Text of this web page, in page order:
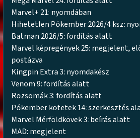
Marvel+ 21: nyomdában
Hihetetlen Pókember 2026/4 ksz:
Batman 2026/5: fordítás alatt
Marvel képregények 25: megjelent,
postázva
Kingpin Extra 3: nyomdakész
Venom 9: fordítás alatt
Rozsomák 3: fordítás alatt
Pókember kötetek 14: szerkesztés
Marvel Mérföldkövek 3: beírás alatt
MAD: megjelent